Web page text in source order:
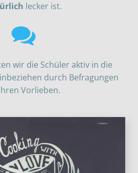
lecker ist.
wir die Schüler aktiv in die
durch Befragungen
Vorlieben.